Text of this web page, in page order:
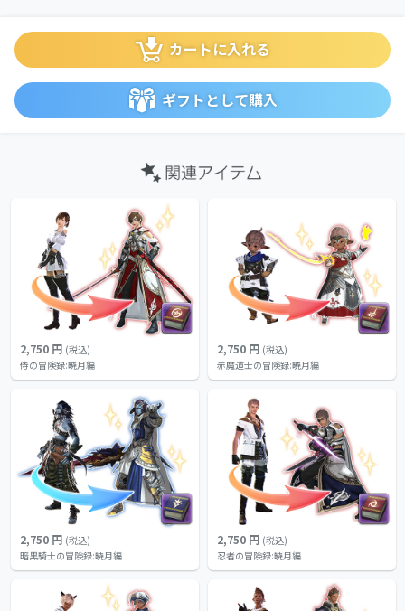
カートに入れる
ギフトとして購入
2,750 円 (税込)
侍の冒険録:暁月編
2,750 円 (税込)
赤魔道士の冒険録:暁月編
2,750 円 (税込)
暗黒騎士の冒険録:暁月編
2,750 円 (税込)
忍者の冒険録:暁月編